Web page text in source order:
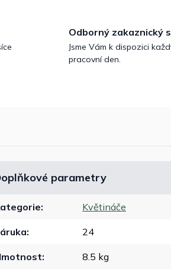
Odborný zakaznický
Jsme Vám k dispozici
pracovní den.
parametry
: Květináče
: 24
: 8.5 kg